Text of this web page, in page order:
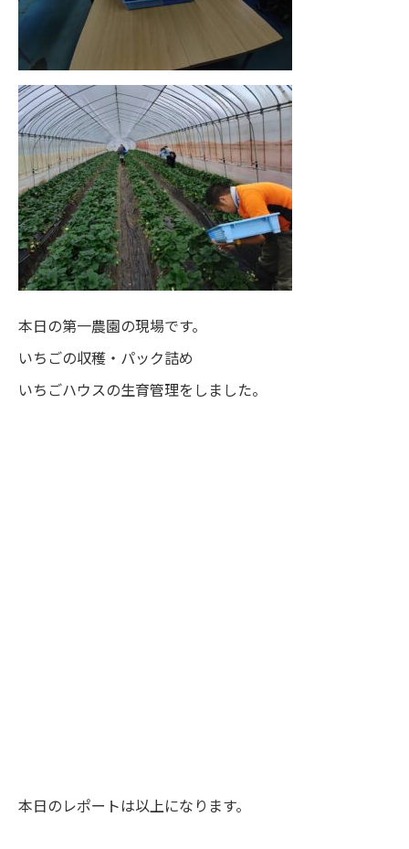
本日の第一農園の現場です。
いちごの収穫・パック詰め
いちごハウスの生育管理をしました。
本日のレポートは以上になります。